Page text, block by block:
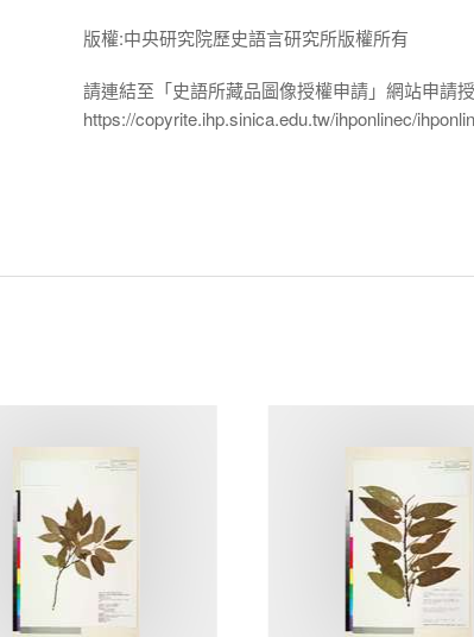
版權:中央研究院歷史語言研究所版權所有
請連結至「史語所藏品圖像授權申請」網站申請
https://copyrite.ihp.sinica.edu.tw/ihponlinec/